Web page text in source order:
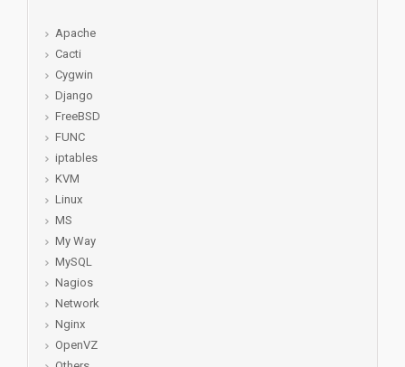
Apache
Cacti
Cygwin
Django
FreeBSD
FUNC
iptables
KVM
Linux
MS
My Way
MySQL
Nagios
Network
Nginx
OpenVZ